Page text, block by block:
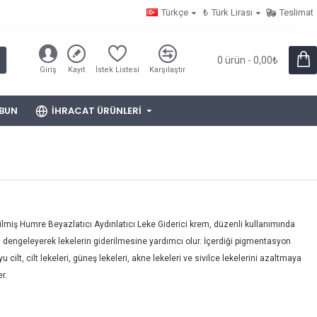
Türkçe ₺ Türk Lirası Teslimat
Giriş Kayıt İstek Listesi Karşılaştır
0 ürün - 0,00₺
İHRACAT ÜRÜNLERI
Humre Beyazlatıcı Aydınlatıcı Leke Giderici krem, düzenli kullanımında
lekelerin giderilmesine yardımcı olur. İçerdiği pigmentasyon
cilt, cilt lekeleri, güneş lekeleri, akne lekeleri ve sivilce lekelerini azaltmaya